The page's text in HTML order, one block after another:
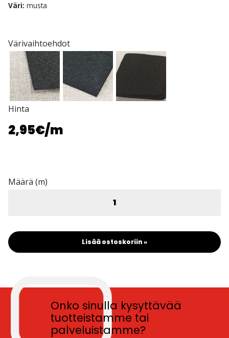
Väri: musta
Värivaihtoehdot
Hinta
2,95€/m
Määrä (m)
Lisää ostoskoriin »
Onko sinulla kysyttävää
tuotteistamme tai
palveluistamme?